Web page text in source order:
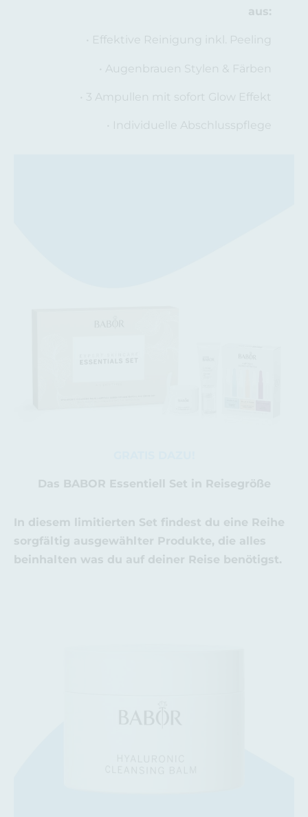
aus:
• Effektive Reinigung inkl. Peeling
• Augenbrauen Stylen & Färben
• 3 Ampullen mit sofort Glow Effekt
• Individuelle Abschlusspflege
Das BABOR Essentiell Set in Reisegröße
In diesem limitierten Set findest du eine Reihe
sorgfältig ausgewählter Produkte, die alles
beinhalten was du auf deiner Reise benötigst.